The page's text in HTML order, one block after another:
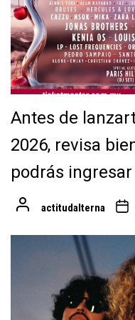
Antes de
2026, revisa
podrás
actitudalterna